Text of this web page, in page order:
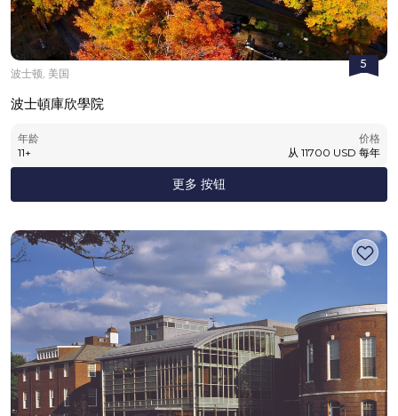
5
波士顿, 美国
波士頓庫欣學院
年龄
11+
价格
从 11700 USD 每年
更多 按钮